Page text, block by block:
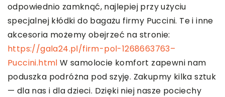
odpowiednio zamknąć, najlepiej przy użyciu
specjalnej kłódki do bagażu firmy Puccini. Te i inne
akcesoria możemy obejrzeć na stronie:
https://gala24.pl/firm-pol-1268663763–
Puccini.html W samolocie komfort zapewni nam
poduszka podróżna pod szyję. Zakupmy kilka sztuk
— dla nas i dla dzieci. Dzięki niej nasze pociechy